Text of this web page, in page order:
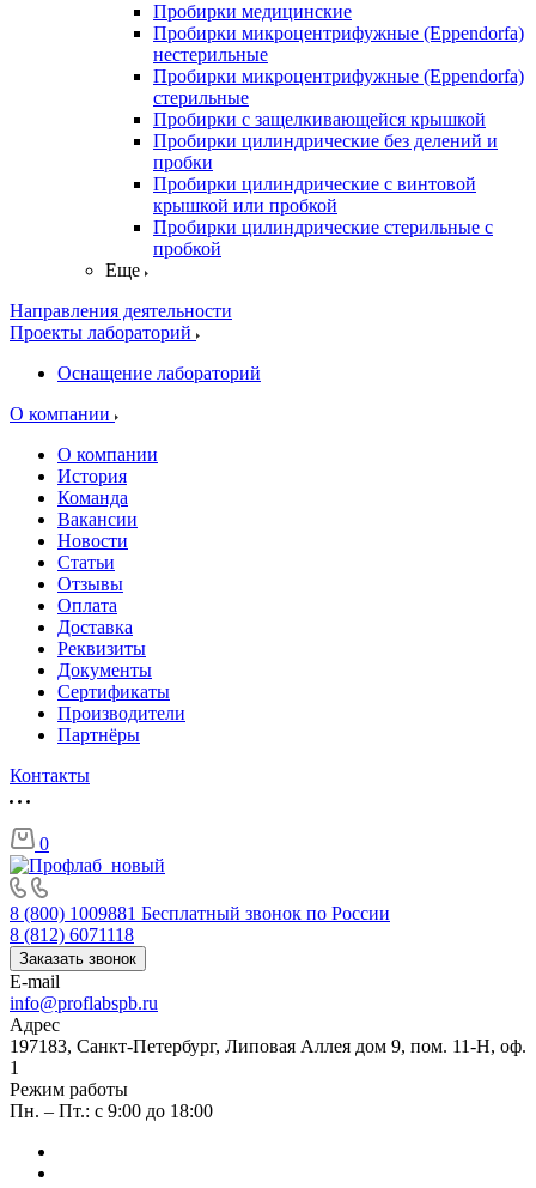
Пробирки медицинские
Пробирки микроцентрифужные (Eppendorfа)
нестерильные
Пробирки микроцентрифужные (Eppendorfа)
стерильные
Пробирки с защелкивающейся крышкой
Пробирки цилиндрические без делений и
пробки
Пробирки цилиндрические с винтовой
крышкой или пробкой
Пробирки цилиндрические стерильные с
пробкой
Еще
Направления деятельности
Проекты лабораторий
Оснащение лабораторий
О компании
О компании
История
Команда
Вакансии
Новости
Статьи
Отзывы
Оплата
Доставка
Реквизиты
Документы
Сертификаты
Производители
Партнёры
Контакты
0
8 (800) 1009881 Бесплатный звонок по России
8 (812) 6071118
Заказать звонок
E-mail
info@proflabspb.ru
Адрес
197183, Санкт-Петербург, Липовая Аллея дом 9, пом. 11-Н, оф.
1
Режим работы
Пн. – Пт.: с 9:00 до 18:00